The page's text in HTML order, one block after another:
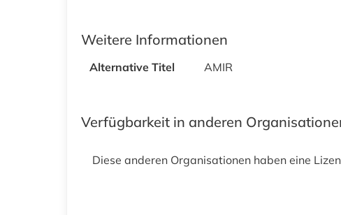
Weitere Informationen
Alternative Titel AMIR
Verfügbarkeit in anderen
Diese anderen Organisationen haben eine